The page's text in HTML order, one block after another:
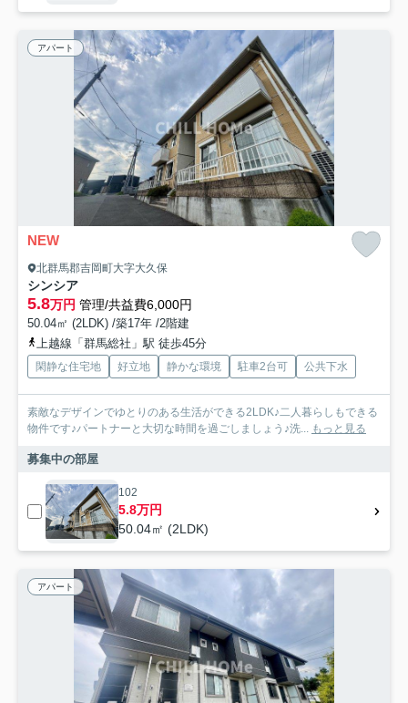
アパート
NEW
北群馬郡吉岡町大字大久保
シンシア
5.8万円 管理/共益費6,000円
50.04㎡ (2LDK) /築17年 /2階建
上越線「群馬総社」駅 徒歩45分
閑静な住宅地 好立地 静かな環境 駐車2台可 公共下水
素敵なデザインでゆとりのある生活ができる2LDK♪二人暮らしもできる
物件です♪パートナーと大切な時間を過ごしましょう♪洗... もっと見る
募集中の部屋
102
5.8万円
50.04㎡ (2LDK)
アパート